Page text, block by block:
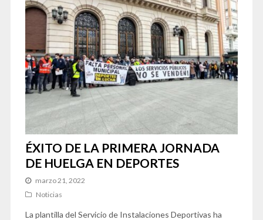
ÉXITO DE LA PRIMERA JORNADA
DE HUELGA EN DEPORTES
marzo 21, 2022
Noticias
La plantilla del Servicio de Instalaciones Deportivas ha